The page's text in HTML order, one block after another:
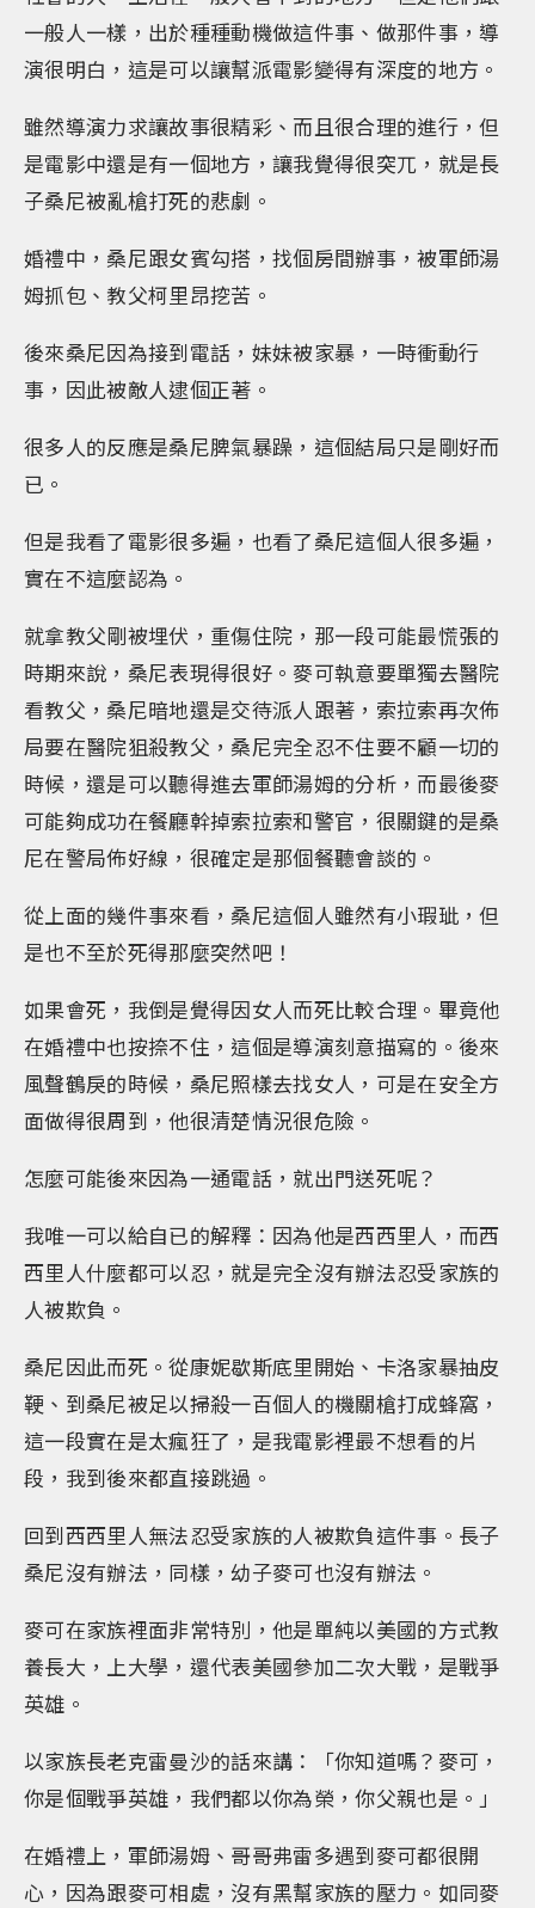
一般人一樣，出於種種動機做這件事、做那件事，導
演很明白，這是可以讓幫派電影變得有深度的地方。
雖然導演力求讓故事很精彩、而且很合理的進行，但
是電影中還是有一個地方，讓我覺得很突兀，就是長
子桑尼被亂槍打死的悲劇。
婚禮中，桑尼跟女賓勾搭，找個房間辦事，被軍師湯
姆抓包、教父柯里昂挖苦。
後來桑尼因為接到電話，妹妹被家暴，一時衝動行
事，因此被敵人逮個正著。
很多人的反應是桑尼脾氣暴躁，這個結局只是剛好而
已。
但是我看了電影很多遍，也看了桑尼這個人很多遍，
實在不這麼認為。
就拿教父剛被埋伏，重傷住院，那一段可能最慌張的
時期來說，桑尼表現得很好。麥可執意要單獨去醫院
看教父，桑尼暗地還是交待派人跟著，索拉索再次佈
局要在醫院狙殺教父，桑尼完全忍不住要不顧一切的
時候，還是可以聽得進去軍師湯姆的分析，而最後麥
可能夠成功在餐廳幹掉索拉索和警官，很關鍵的是桑
尼在警局佈好線，很確定是那個餐聽會談的。
從上面的幾件事來看，桑尼這個人雖然有小瑕玼，但
是也不至於死得那麼突然吧！
如果會死，我倒是覺得因女人而死比較合理。畢竟他
在婚禮中也按捺不住，這個是導演刻意描寫的。後來
風聲鶴戾的時候，桑尼照樣去找女人，可是在安全方
面做得很周到，他很清楚情況很危險。
怎麼可能後來因為一通電話，就出門送死呢？
我唯一可以給自已的解釋：因為他是西西里人，而西
西里人什麼都可以忍，就是完全沒有辦法忍受家族的
人被欺負。
桑尼因此而死。從康妮歇斯底里開始、卡洛家暴抽皮
鞕、到桑尼被足以掃殺一百個人的機關槍打成蜂窩，
這一段實在是太瘋狂了，是我電影裡最不想看的片
段，我到後來都直接跳過。
回到西西里人無法忍受家族的人被欺負這件事。長子
桑尼沒有辦法，同樣，幼子麥可也沒有辦法。
麥可在家族裡面非常特別，他是單純以美國的方式教
養長大，上大學，還代表美國參加二次大戰，是戰爭
英雄。
以家族長老克雷曼沙的話來講：「你知道嗎？麥可，
你是個戰爭英雄，我們都以你為榮，你父親也是。」
在婚禮上，軍師湯姆、哥哥弗雷多遇到麥可都很開
心，因為跟麥可相處，沒有黑幫家族的壓力。如同麥